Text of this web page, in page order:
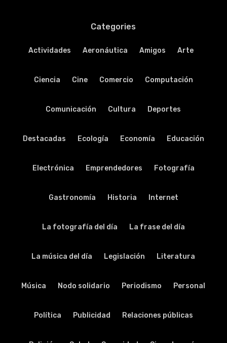
Categories
Actividades Aeronáutica Amigos Arte
Ciencia Cine Comercio Computación
Comunicación Cultura Deportes
Destacadas Ecología Economía Educación
Electrónica Emprendedores Fotografía
Gastronomía Historia Internet
La fotografía del día La frase del día
La música del día Legislación Literatura
Música Nodo solidario Periodismo Personal
Política Publicidad Relaciones públicas